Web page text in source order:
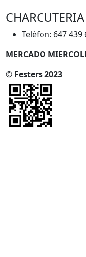
Telèfon: 647 439
MERCADO
© Festers 2023